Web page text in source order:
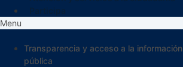
Menu
Transparencia y acceso a la información
pública